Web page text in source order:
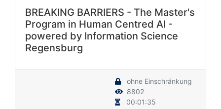
BREAKING BARRIERS - The Master's
Program in Human Centred AI -
powered by Information Science
Regensburg
ohne Einschränkung
8802
00:01:35